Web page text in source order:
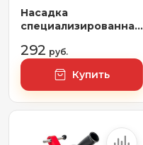
Насадка
специализированная
4932352320
292 руб.
Купить